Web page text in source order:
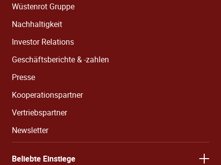
Wüstenrot Gruppe
Nachhaltigkeit
Investor Relations
Geschäftsberichte & -zahlen
Presse
Kooperationspartner
Vertriebspartner
Newsletter
Beliebte Einstiege